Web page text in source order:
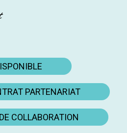
PARTENARIAT
COLLABORATION